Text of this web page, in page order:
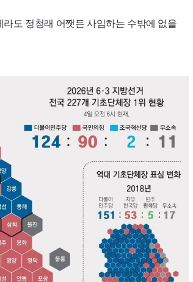
도 정청래 어쨋든 사임하는 수밖에 없을